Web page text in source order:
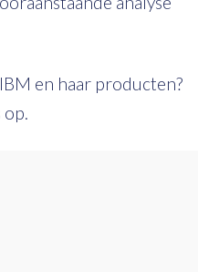
en haar producten?
op.